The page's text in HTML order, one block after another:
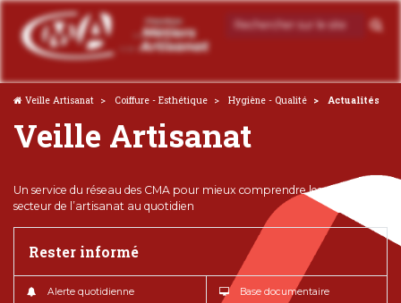
Veille Artisanat Coiffure - Esthétique Hygiène - Qualité Actualités
Veille Artisanat
Un service du réseau des CMA pour mieux comprendre les enjeux du
secteur de l’artisanat au quotidien
Rester informé
Alerte quotidienne
Base documentaire